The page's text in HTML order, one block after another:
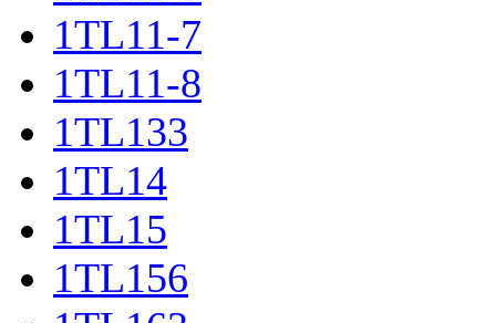
1TL11-7
1TL11-8
1TL133
1TL14
1TL15
1TL156